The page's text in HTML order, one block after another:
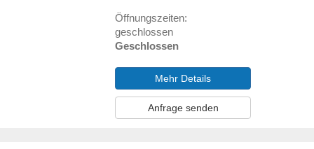
Öffnungszeiten:
geschlossen
Geschlossen
Mehr Details
Anfrage senden